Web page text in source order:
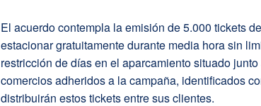
El acuerdo contempla la emisión de 5.000 tickets
estacionar gratuitamente durante media hora sin
restricción de días en el aparcamiento situado
comercios adheridos a la campaña, identificados
distribuirán estos tickets entre sus clientes.